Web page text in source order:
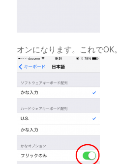
オンになります。これでOK。